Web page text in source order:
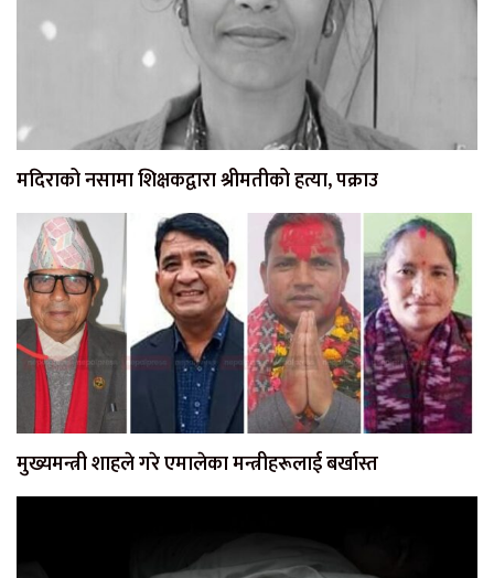
मदिराको नसामा शिक्षकद्वारा श्रीमतीको हत्या, पक्राउ
मुख्यमन्त्री शाहले गरे एमालेका मन्त्रीहरूलाई बर्खास्त